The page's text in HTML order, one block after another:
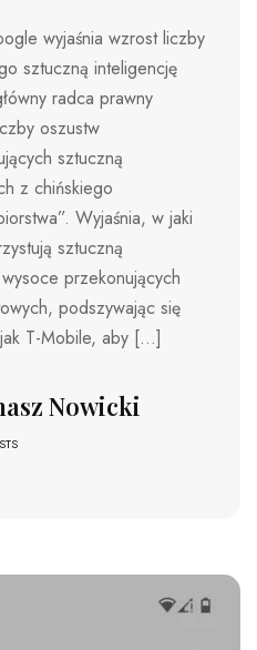
wyjaśnia wzrost liczby
sztuczną inteligencję
radca prawny
oszustw
sztuczną
z chińskiego
Wyjaśnia, w jaki
sztuczną
przekonujących
podszywając się
T-Mobile, aby […]
Nowicki